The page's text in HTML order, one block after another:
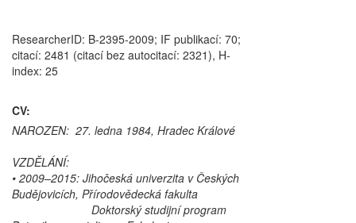
ResearcherID: B-2395-2009; IF publikací: 70;
citací: 2481 (citací bez autocitací: 2321), H-
index: 25
CV:
NAROZEN: 27. ledna 1984, Hradec Králové
VZDĚLÁNÍ:
• 2009–2015: Jihočeská univerzita v Českých
Budějovicích, Přírodovědecká fakulta
Doktorský studijní program